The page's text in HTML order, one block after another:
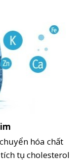
hóa chất
tụ cholesterol